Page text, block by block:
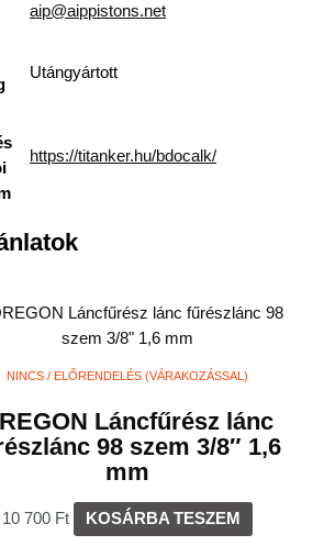
aip@aippistons.net
Utángyártott
https://titanker.hu/bdocalk/
NINCS / ELŐRENDELÉS (VÁRAKOZÁSSAL)
Láncfűrész lánc
98 szem 3/8″ 1,6
mm
10 700 Ft KOSÁRBA TESZEM